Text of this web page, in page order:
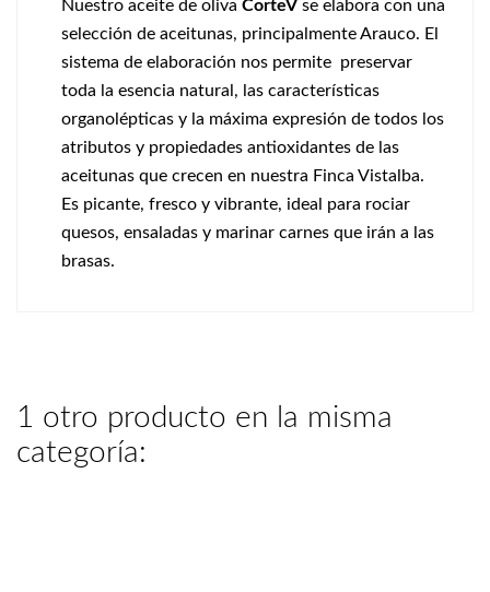
Nuestro aceite de oliva CorteV se elabora con una
selección de aceitunas, principalmente Arauco. El
sistema de elaboración nos permite preservar
toda la esencia natural, las características
organolépticas y la máxima expresión de todos los
atributos y propiedades antioxidantes de las
aceitunas que crecen en nuestra Finca Vistalba.
Es picante, fresco y vibrante, ideal para rociar
quesos, ensaladas y marinar carnes que irán a las
brasas.
1 otro producto en la misma
categoría: